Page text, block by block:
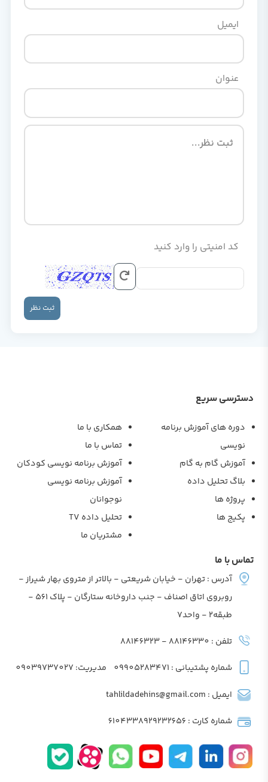
ایمیل
عنوان
کد امنیتی را وارد کنید
ثبت نظر
دسترسی سریع
دوره های آموزش برنامه
نویسی
آموزش گام به گام
بلاگ تحلیل داده
پروژه ها
پکیج ها
همکاری با ما
تماس با ما
آموزش برنامه نویسی کودکان
آموزش برنامه نویسی
نوجوانان
تحلیل داده TV
مشتریان ما
تماس با ما
آدرس : تهران - خیابان شریعتی - بالاتر از متروی بهار شیراز -
روبروی اتاق اصناف - جنب داروخانه ستارگان - پلاک 561 -
طبقه2 - واحد7
تلفن : 88146330 - 88146323
شماره پشتیبانی : 09905283471 مدیریت: 09039737027
ایمیل : tahlildadehins@gmail.com
شماره کارت : 6104338929232656